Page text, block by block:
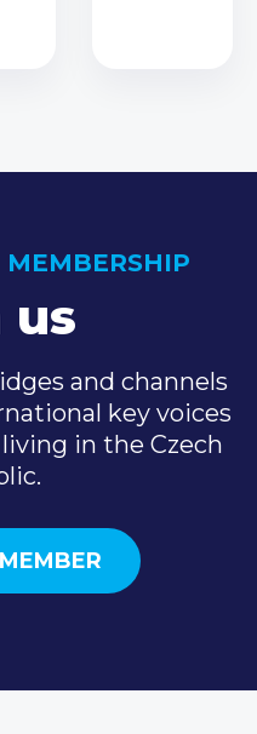
MEMBERSHIP
us
and channels
key voices
in the Czech